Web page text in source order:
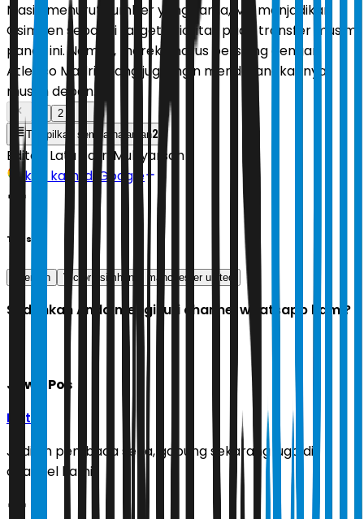
Masih menurut sumber yang sama, MU menjadikan
Osimhen sebagai target prioritas pada transfer musim
panas ini. Namun, mereka harus bersaing dengan
Atletico Madrid yang juga ingin mendatangkannya
musim depan.
2
Tampilkan semua halaman2
Editor: Latu Ratri Mubyarsah
Ikuti kami di Google
Tags
ederson Victor osimhen manchester united
Sudahkah Anda mengikuti channel whatsapp kami?
Jawa Pos
Ikuti
Jadilah pembaca setia, gabung sekarang juga di
channel kami!